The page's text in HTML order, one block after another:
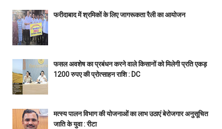
फरीदाबाद में श्रमिकों के लिए जागरूकता रैली का आयोजन
फसल अवशेष का प्रबंधन करने वाले किसानों को मिलेगी प्रति एकड़
1200 रुपए की प्रोत्साहन राशि : DC
मत्स्य पालन विभाग की योजनाओं का लाभ उठाएं बेरोजगार अनुसूचित
जाति के युवा : रीटा